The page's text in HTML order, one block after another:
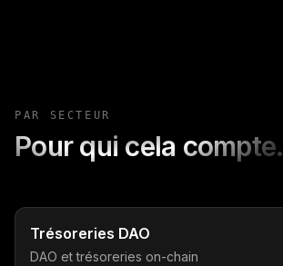
PAR SECTEUR
Pour qui cela compte.
Trésoreries DAO
DAO et trésoreries on-chain